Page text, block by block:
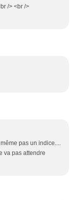
/> <br />
pas un indice....
va pas attendre